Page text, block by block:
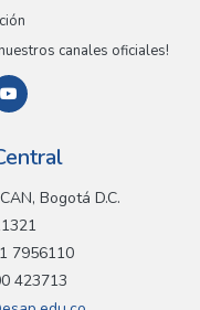
canales oficiales!
Bogotá D.C.
7956110
423713